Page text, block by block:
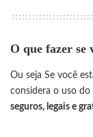
O que fazer se
Ou seja Se você
considera o uso do
seguros, legais e